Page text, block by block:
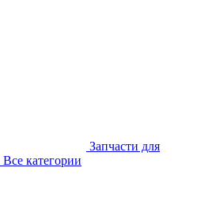
Запчасти для
Все категории